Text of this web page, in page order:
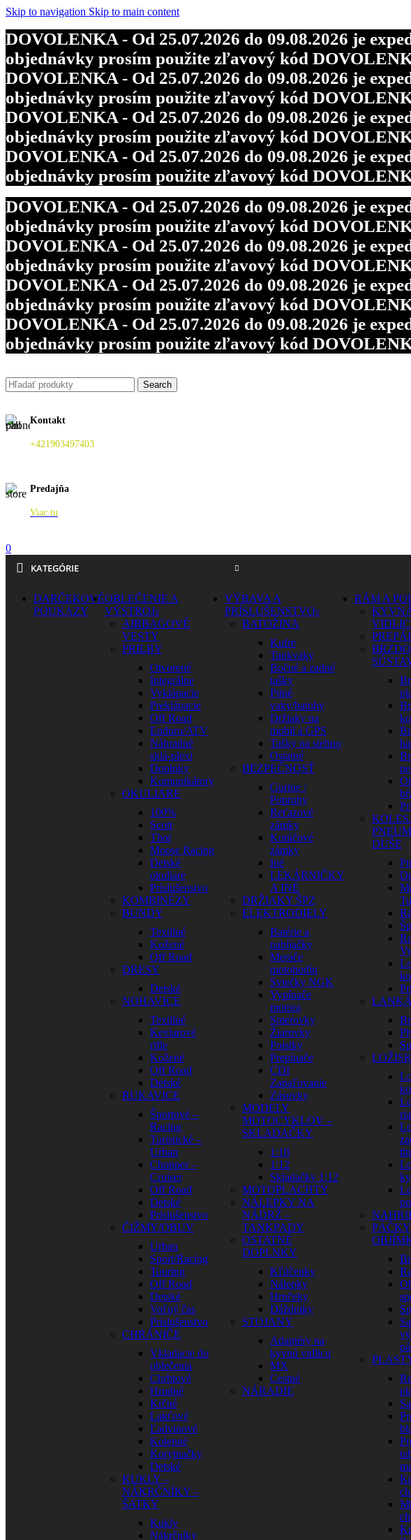
Skip to navigation Skip to main content
objednávky prosím použite zľavový kód
DOVOLENKA - Od 25.07.2026 do 09.08.2026 je
objednávky prosím použite zľavový kód
DOVOLENKA - Od 25.07.2026 do 09.08.2026 je
objednávky prosím použite zľavový kód
DOVOLENKA - Od 25.07.2026 do 09.08.2026 je
objednávky prosím použite zľavový kód
DOVOLENKA - Od 25.07.2026 do 09.08.2026 je
objednávky prosím použite zľavový kód
DOVOLENKA - Od 25.07.2026 do 09.08.2026 je
objednávky prosím použite zľavový kód
DOVOLENKA - Od 25.07.2026 do 09.08.2026 je
objednávky prosím použite zľavový kód
DOVOLENKA - Od 25.07.2026 do 09.08.2026 je
objednávky prosím použite zľavový kód
DOVOLENKA - Od 25.07.2026 do 09.08.2026 je
objednávky prosím použite zľavový kód
DOVOLENKA - Od 25.07.2026 do 09.08.2026 je
objednávky prosím použite zľavový kód
DOVOLENKA - Od 25.07.2026 do 09.08.2026 je
objednávky prosím použite zľavový kód
Search
Kontakt
+421903497403
Predajňa
Viac tu
0
KATEGÓRIE
DARČEKOVÉ
POUKAZY
OBLEČENIE A
VÝSTROJ
AIRBAGOVÉ
VESTY
PRILBY
Otvorené
Integrálne
Vyklápacie
Preklápacie
Off Road
Enduro/ATV
Náhradné
sklá-plexi
Doplnky
Komunikátory
OKULIARE
100%
Scott
Thor
Moose Racing
Detské
okuliare
Príslušenstvo
KOMBINÉZY
BUNDY
Textilné
Kožené
Off Road
DRESY
Detské
NOHAVICE
Textilné
Kevlarové
rifle
Kožené
Off Road
Detské
RUKAVICE
Športové –
Racing
Turistické –
Urban
Chopper –
Cruiser
Off Road
Detské
Príslušenstvo
ČIŽMY/OBUV
Urban
Sport/Racing
Touring
Off Road
Detské
Voľný čas
Príslušenstvo
CHRÁNIČE
Vkladacie do
oblečenia
Chrbtové
Hrudné
Krčné
Lakťové
Ľadvinové
Kolenné
Korytnačky
Detské
KUKLY –
NÁKRČNÍKY –
ŠATKY
Kukly
Nákrčníky
VÝBAVA A
PRÍSLUŠENSTVO
BATOŽINA
Kufre
Tankvaky
Bočné a zadné
tašky
Pitné
vaky/batohy
Držiaky na
mobil a GPS
Tašky na stehno
Ostatné
BEZPEČNOSŤ
Gurtne /
Popruhy
Reťazové
zámky
Kotúčové
zámky
Iné
LEKÁRNIČKY
A INÉ
DRŽIAKY ŠPZ
ELEKTRODIELY
Batérie a
nabíjačky
Merače
motohodín
Sviečky NGK
Vypínače
motora
Smerovky
Žiarovky
Poistky
Prepínače
CDI
Zapaľovanie
Zásuvky
MODELY
MOTOCYKLOV –
SKLADAČKY
1:18
1:12
Skladačky 1:12
MOTOPLACHTY
NÁLEPKY NA
NÁDRŽ –
TANKPADY
OSTATNÉ
DOPLNKY
Kľúčenky
Nálepky
Hrnčeky
Dáždniky
STOJANY
Adaptéry na
kyvnú vidlicu
MX
Cestné
NÁRADIE
RÁM A
DUŠE
LANKÁ
PÁČKY